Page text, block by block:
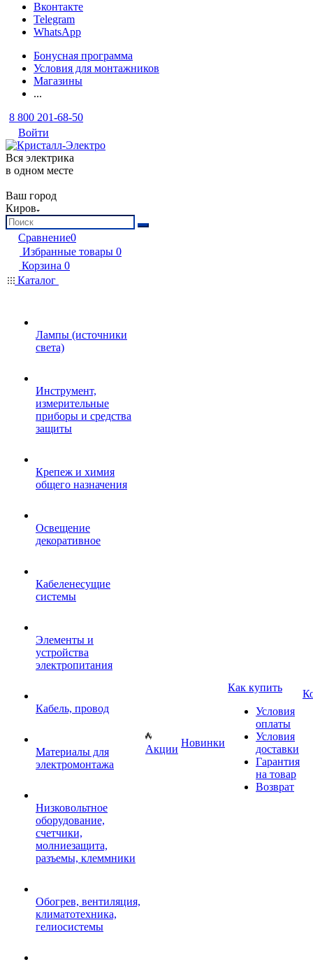
Вконтакте
Telegram
WhatsApp
Бонусная программа
Условия для монтажников
Магазины
...
8 800 201-68-50
Войти
Вся электрика
в одном месте
Ваш город
Киров
Сравнение0
Избранные товары 0
Корзина 0
Каталог
Лампы (источники
света)
Инструмент,
измерительные
приборы и средства
защиты
Крепеж и химия
общего назначения
Освещение
декоративное
Кабеленесущие
системы
Элементы и
устройства
электропитания
Кабель, провод
Материалы для
электромонтажа
Низковольтное
оборудование,
счетчики,
молниезащита,
разъемы, клеммники
Обогрев, вентиляция,
климатотехника,
гелиосистемы
Акции
Новинки
Как купить
Условия
оплаты
Условия
доставки
Гарантия
на товар
Возврат